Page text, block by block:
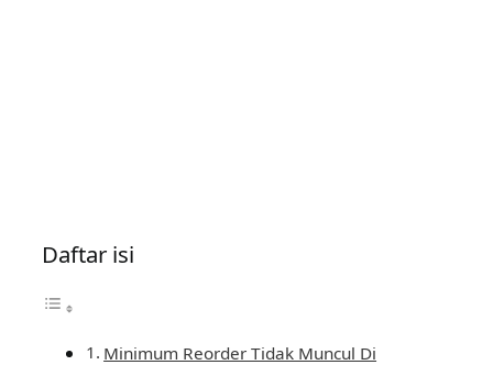
Daftar isi
Minimum Reorder Tidak Muncul Di